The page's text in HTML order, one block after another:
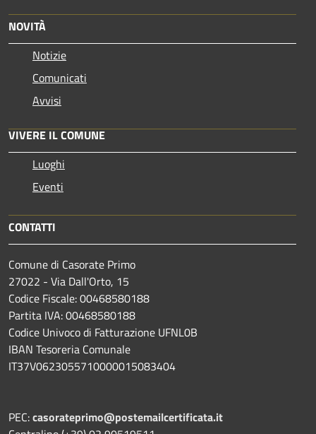
NOVITÀ
Notizie
Comunicati
Avvisi
VIVERE IL COMUNE
Luoghi
Eventi
CONTATTI
Comune di Casorate Primo
27022 - Via Dall'Orto, 15
Codice Fiscale: 00468580188
Partita IVA: 00468580188
Codice Univoco di Fatturazione UFNL0B
IBAN Tesoreria Comunale
IT37V0623055710000015083404
PEC:casorateprimo@postemailcertificata.it